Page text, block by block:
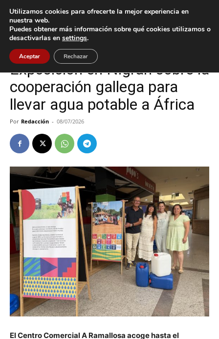
Inicio Cultura / Ocio
Cultura / Ocio Nigrán
Exposición en Nigrán sobre la
cooperación gallega para
llevar agua potable a África
Por Redacción - 08/07/2026
El Centro Comercial A Ramallosa acoge hasta el
Utilizamos cookies para ofrecerte la mejor experiencia en
nuestra web.
Puedes obtener más información sobre qué cookies utilizamos o
desactivarlas en settings.
Aceptar Rechazar